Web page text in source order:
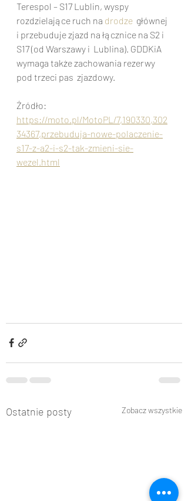
Terespol – S17 Lublin, wyspy
rozdzielające ruch na drodze
  głównej
i przebuduje zjazd na łącznice na S2 i
S17 (od Warszawy i  Lublina). GDDKiA
wymaga także zachowania rezerwy
pod trzeci pas  zjazdowy.
Źródło:
https://moto.pl/MotoPL/7,190330,302
34367,przebuduja-nowe-polaczenie-
s17-z-a2-i-s2-tak-zmieni-sie-
wezel.html
Ostatnie posty Zobacz wszystkie